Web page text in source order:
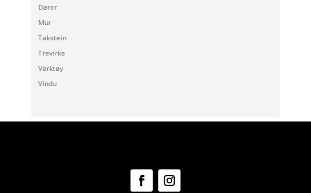
Dører
Mur
Takstein
Trevirke
Verktøy
Vindu